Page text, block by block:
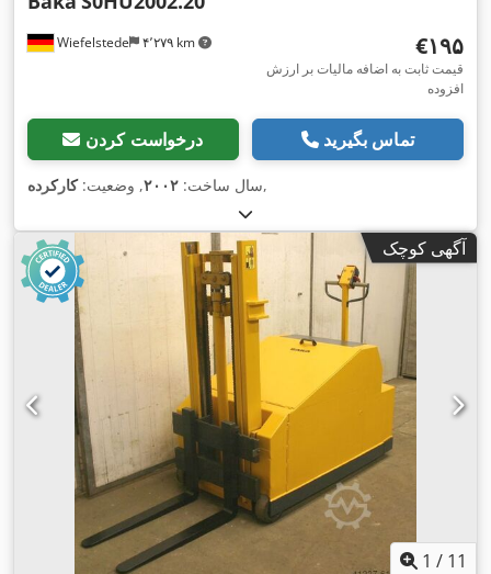
Wiefelstede ۴٬۲۷۹ km ‎€۱۹۵
قیمت ثابت به اضافه مالیات بر ارزش
افزوده
درخواست کردن تماس بگیرید
سال ساخت: ۲۰۰۲, وضعیت:کارکرده ,
آگهی کوچک
1 / 11